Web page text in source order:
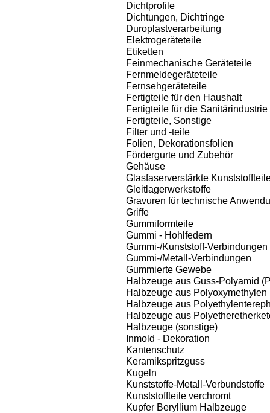
Dichtprofile
Dichtungen, Dichtringe
Duroplastverarbeitung
Elektrogeräteteile
Etiketten
Feinmechanische Geräteteile
Fernmeldegeräteteile
Fernsehgeräteteile
Fertigteile für den Haushalt
Fertigteile für die Sanitärindustrie
Fertigteile, Sonstige
Filter und -teile
Folien, Dekorationsfolien
Fördergurte und Zubehör
Gehäuse
Glasfaserverstärkte
Gleitlagerwerkstoffe
Gravuren für technische
Griffe
Gummiformteile
Gummi - Hohlfedern
Gummi-/Kunststoff-Verbindungen
Gummi-/Metall-Verbindungen
Gummierte Gewebe
Halbzeuge aus Guss-Polyamid
Halbzeuge aus Polyoxymethylen
Halbzeuge aus
Halbzeuge aus
Halbzeuge (sonstige)
Inmold - Dekoration
Kantenschutz
Keramikspritzguss
Kugeln
Kunststoffe-Metall-Verbundstoffe
Kunststoffteile verchromt
Kupfer Beryllium Halbzeuge